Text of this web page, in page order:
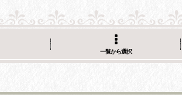
一覧から選択